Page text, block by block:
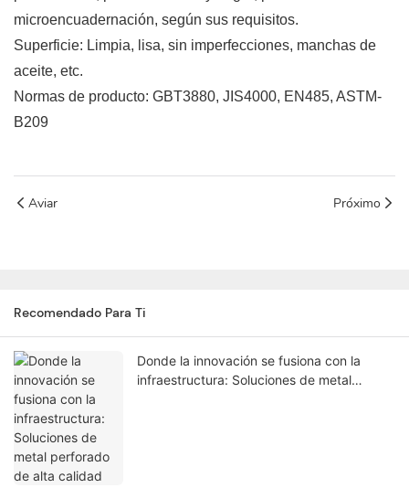
microencuadernación, según sus requisitos.
Superficie: Limpia, lisa, sin imperfecciones, manchas de
aceite, etc.
Normas de producto: GBT3880, JIS4000, EN485, ASTM-
B209
Aviar Próximo
Recomendado Para Ti
Donde la innovación se fusiona con la
infraestructura: Soluciones de metal